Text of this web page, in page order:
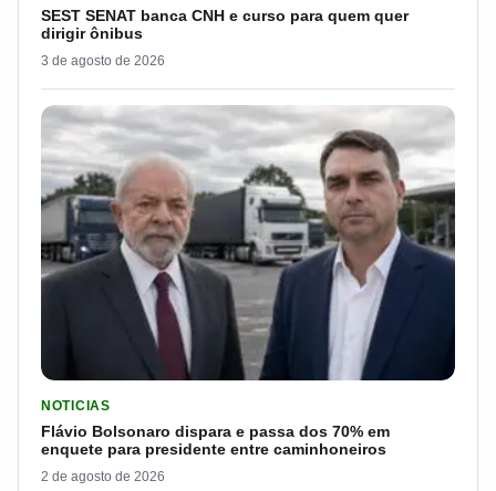
SEST SENAT banca CNH e curso para quem quer
dirigir ônibus
3 de agosto de 2026
NOTICIAS
Flávio Bolsonaro dispara e passa dos 70% em
enquete para presidente entre caminhoneiros
2 de agosto de 2026